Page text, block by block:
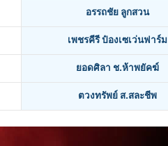
อรรถชัย ลูกสวน
เพชรคีรี ป๋องเซเว่นฟาร์ม
ยอดศิลา ช.ห้าพยัคฆ์
ตวงทรัพย์ ส.สละชีพ